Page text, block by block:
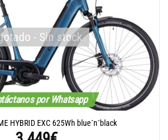
por Whatsapp
- Sin stock
HYBRID EXC 625Wh blue´n´black